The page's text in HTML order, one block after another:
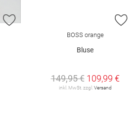
ZUR WUNSCHLISTE HINZUFÜGEN
BOSS orange
Bluse
149,95 € 109,99 €
inkl. MwSt. zzgl.Versand